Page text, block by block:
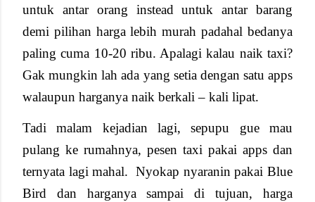
untuk antar orang instead untuk antar barang
demi pilihan harga lebih murah padahal bedanya
paling cuma 10-20 ribu. Apalagi kalau naik taxi?
Gak mungkin lah ada yang setia dengan satu apps
walaupun harganya naik berkali – kali lipat.
Tadi malam kejadian lagi, sepupu gue mau
pulang ke rumahnya, pesen taxi pakai apps dan
ternyata lagi mahal. Nyokap nyaranin pakai Blue
Bird dan harganya sampai di tujuan, harga